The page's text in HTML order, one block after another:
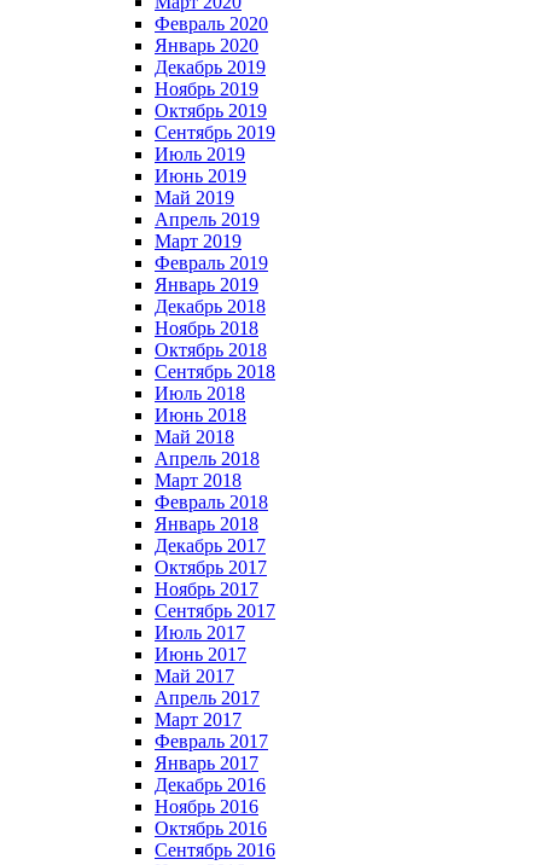
Февраль 2020
Январь 2020
Декабрь 2019
Ноябрь 2019
Октябрь 2019
Сентябрь 2019
Июль 2019
Июнь 2019
Май 2019
Апрель 2019
Март 2019
Февраль 2019
Январь 2019
Декабрь 2018
Ноябрь 2018
Октябрь 2018
Сентябрь 2018
Июль 2018
Июнь 2018
Май 2018
Апрель 2018
Март 2018
Февраль 2018
Январь 2018
Декабрь 2017
Октябрь 2017
Ноябрь 2017
Сентябрь 2017
Июль 2017
Июнь 2017
Май 2017
Апрель 2017
Март 2017
Февраль 2017
Январь 2017
Декабрь 2016
Ноябрь 2016
Октябрь 2016
Сентябрь 2016